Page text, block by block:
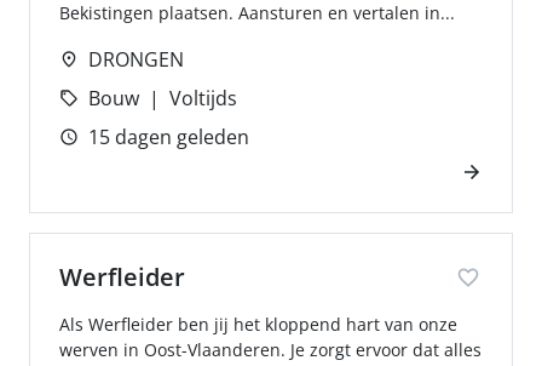
Bekistingen plaatsen. Aansturen en vertalen in...
DRONGEN
Bouw
Voltijds
15 dagen geleden
Werfleider
Als Werfleider ben jij het kloppend hart van onze
werven in Oost-Vlaanderen. Je zorgt ervoor dat alles